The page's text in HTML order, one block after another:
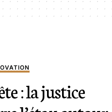
: la justice